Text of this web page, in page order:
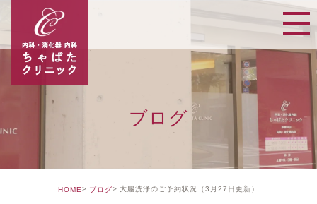
ブログ
HOME ブログ 大腸洗浄のご予約状況（3月27日更新）